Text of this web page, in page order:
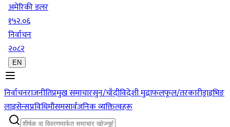
अमेरिकी डलर
१५२.०६
निर्वाचन
२०८२
EN
निर्वाचनराजनीतिप्रमुख समाचारसुन/चाँदीविदेशी मुद्राफलफूल/तरकारीड्राइभिङ
लाइसेन्सप्रविधिमौसमसार्वजनिक व्यक्तित्वहरू